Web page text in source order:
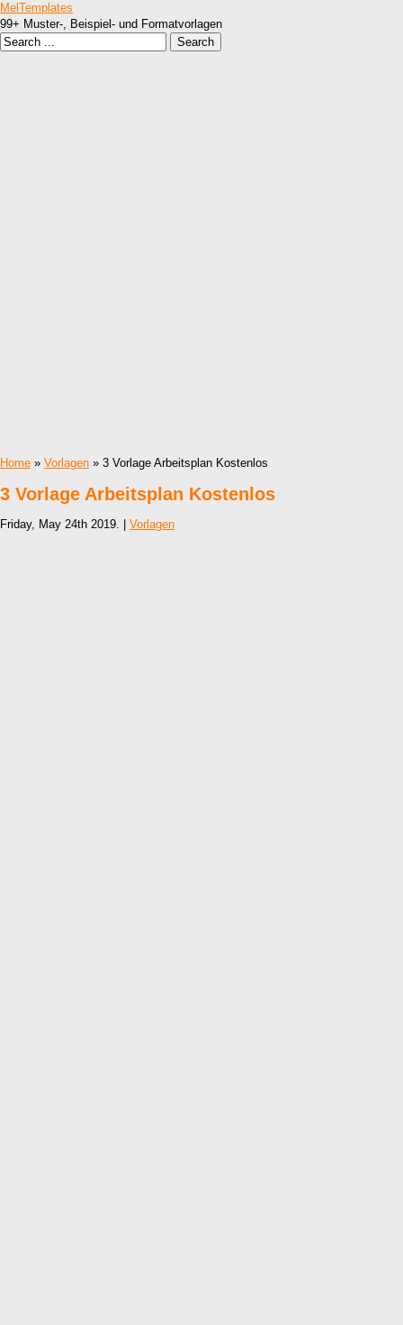
MelTemplates
99+ Muster-, Beispiel- und Formatvorlagen
Home » Vorlagen » 3 Vorlage Arbeitsplan Kostenlos
3 Vorlage Arbeitsplan Kostenlos
Friday, May 24th 2019. | Vorlagen